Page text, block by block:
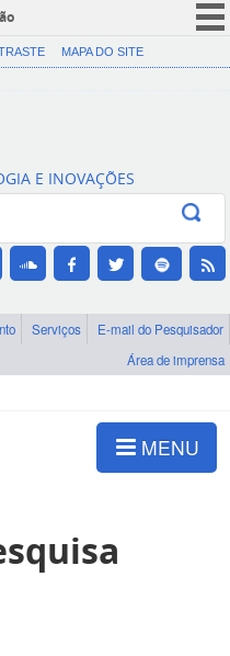
CORONAVÍRUS (COVID-19)
Canais
MAPA DO SITE
E INOVAÇÕES
Serviços
E-mail do Pesquisador
Área de imprensa
MENU